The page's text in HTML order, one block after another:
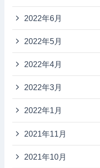
2022年6月
2022年5月
2022年4月
2022年3月
2022年1月
2021年11月
2021年10月